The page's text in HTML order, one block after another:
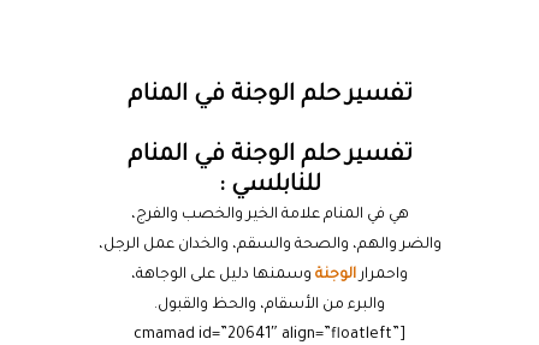
تفسير حلم الوجنة في المنام
تفسير حلم الوجنة في المنام
للنابلسي :
هي في المنام علامة الخير والخصب والفرج،
والضر والهم، والصحة والسقم، والخدان عمل الرجل،
واحمرارالوجنة وسمنها دليل على الوجاهة،
والبرء من الأسقام، والحظ والقبول.
[cmamad id=”20641″ align=”floatleft”